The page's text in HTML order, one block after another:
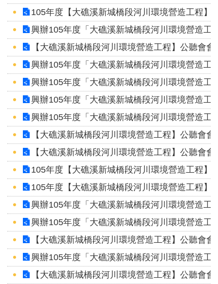
臺
性
平
專
區
English
RSS
互
動
交
流
專
屬
網
站
政
府
105年度【大礁溪新城橋段河川環境營造工程】
興辦105年度「大礁溪新城橋段河川環境營造工
【大礁溪新城橋段河川環境營造工程】公聽會
興辦105年度「大礁溪新城橋段河川環境營造工
興辦105年度「大礁溪新城橋段河川環境營造工
興辦105年度「大礁溪新城橋段河川環境營造工
興辦105年度「大礁溪新城橋段河川環境營造工
【大礁溪新城橋段河川環境營造工程】公聽會
【大礁溪新城橋段河川環境營造工程】公聽會
105年度【大礁溪新城橋段河川環境營造工程】
105年度【大礁溪新城橋段河川環境營造工程】
興辦105年度「大礁溪新城橋段河川環境營造工
興辦105年度「大礁溪新城橋段河川環境營造工
【大礁溪新城橋段河川環境營造工程】公聽會
興辦105年度「大礁溪新城橋段河川環境營造工
【大礁溪新城橋段河川環境營造工程】公聽會